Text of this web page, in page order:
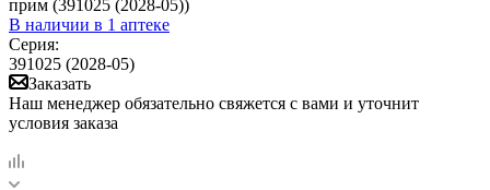
прим (391025 (2028-05))
В наличии в 1 аптеке
Серия:
391025 (2028-05)
Заказать
Наш менеджер обязательно свяжется с вами и уточнит
условия заказа